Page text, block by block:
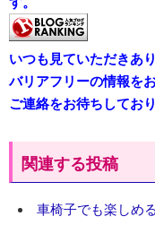
いつも見ていただきあ
バリアフリーの情報を
ご連絡をお待ちしており
関連する投稿
車椅子でも楽しめ